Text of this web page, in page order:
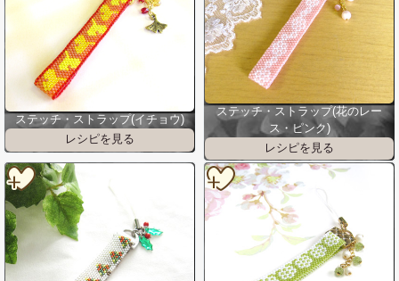
ステッチ・ストラップ(イチョウ)
ステッチ・ストラップ(花のレー
ス・ピンク)